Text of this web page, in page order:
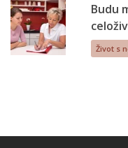
Budu
Život s